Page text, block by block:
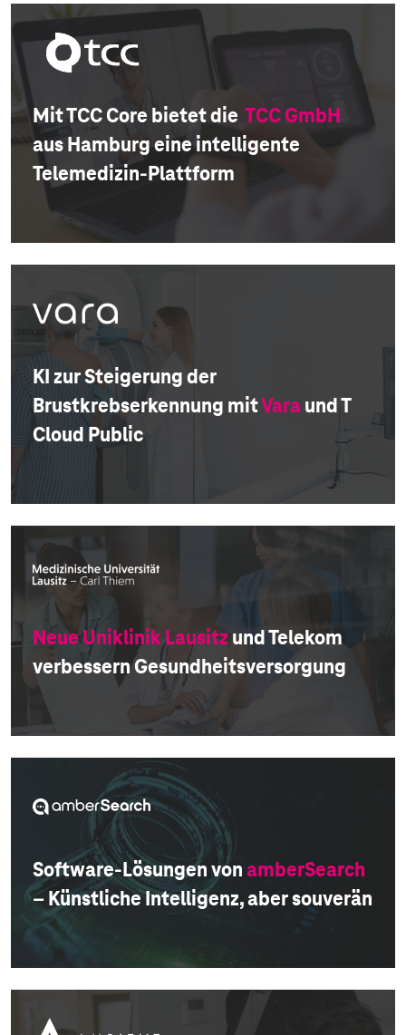
Mit TCC Core bietet die TCC GmbH
aus Hamburg eine intelligente
Telemedizin-Plattform
KI zur Steigerung der
Brustkrebserkennung mitVaraund T
Cloud Public
Neue Uniklinik Lausitz und Telekom
verbessern Gesundheitsversorgung
Software-Lösungen vonamberSearch
– Künstliche Intelligenz, aber souverän